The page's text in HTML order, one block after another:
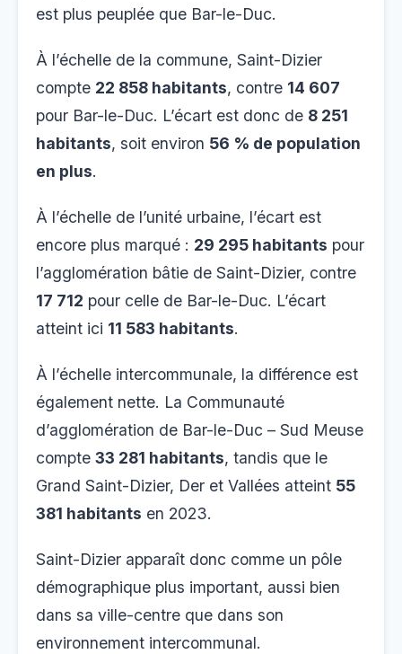
est plus peuplée que Bar-le-Duc.
À l’échelle de la commune, Saint-Dizier
compte 22 858 habitants, contre 14 607
pour Bar-le-Duc. L’écart est donc de 8 251
habitants, soit environ 56 % de population
en plus.
À l’échelle de l’unité urbaine, l’écart est
encore plus marqué : 29 295 habitants pour
l’agglomération bâtie de Saint-Dizier, contre
17 712 pour celle de Bar-le-Duc. L’écart
atteint ici 11 583 habitants.
À l’échelle intercommunale, la différence est
également nette. La Communauté
d’agglomération de Bar-le-Duc – Sud Meuse
compte 33 281 habitants, tandis que le
Grand Saint-Dizier, Der et Vallées atteint 55
381 habitants en 2023.
Saint-Dizier apparaît donc comme un pôle
démographique plus important, aussi bien
dans sa ville-centre que dans son
environnement intercommunal.